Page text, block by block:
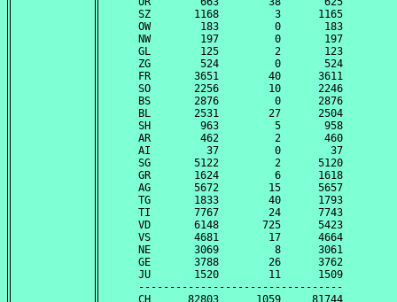
SZ       1168         3      1165
OW        183         0       183
NW        197         0       197
GL        125         2       123
ZG        524         0       524
FR       3651        40      3611
SO       2256        10      2246
BS       2876         0      2876
BL       2531        27      2504
SH        963         5       958
AR        462         2       460
AI         37         0        37
SG       5122         2      5120
GR       1624         6      1618
AG       5672        15      5657
TG       1833        40      1793
TI       7767        24      7743
VD       6148       725      5423
VS       4681        17      4664
NE       3069         8      3061
GE       3788        26      3762
JU       1520        11      1509
---------------------------------